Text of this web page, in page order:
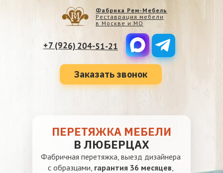
+7 (926) 204-51-21
Заказать звонок
ПЕРЕТЯЖКА МЕБЕЛИ
В ЛЮБЕРЦАХ
Фабричная перетяжка, выезд дизайнера
с образцами, гарантия 36 месяцев,
Фабрика Рем-Мебель
Реставрация мебели
в Москве и МО